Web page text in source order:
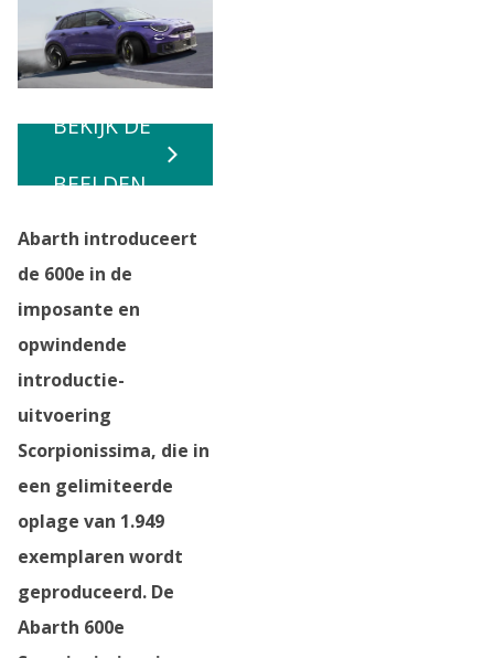
BEKIJK DE
BEELDEN
Abarth introduceert
de 600e in de
imposante en
opwindende
introductie-
uitvoering
Scorpionissima, die in
een gelimiteerde
oplage van 1.949
exemplaren wordt
geproduceerd. De
Abarth 600e